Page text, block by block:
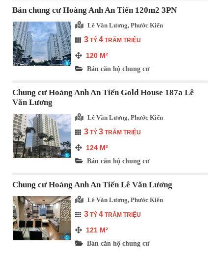
Bán chung cư Hoàng Anh An Tiến 120m2 3PN
Lê Văn Lương, Phước Kiển
3 TỶ4 TRĂM TRIỆU
120 M²
Bán căn hộ chung cư
Chung cư Hoàng Anh An Tiến Gold House 187a Lê
Văn Lương
Lê Văn Lương, Phước Kiển
3 TỶ3 TRĂM TRIỆU
124 M²
Bán căn hộ chung cư
Chung cư Hoàng Anh An Tiến Lê Văn Lương
Lê Văn Lương, Phước Kiển
3 TỶ4 TRĂM TRIỆU
121 M²
Bán căn hộ chung cư